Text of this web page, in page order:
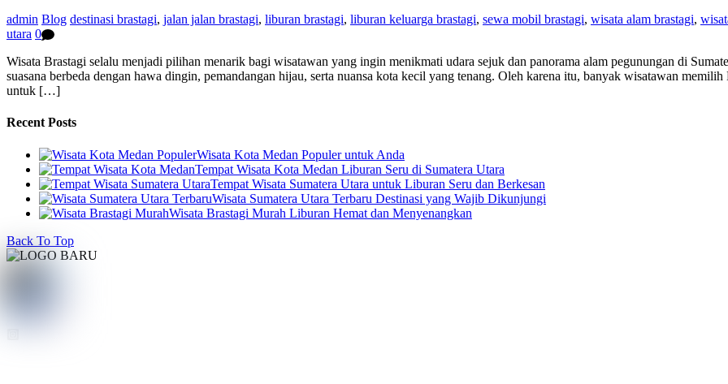
admin Blog destinasi brastagi, jalan jalan brastagi, liburan brastagi, liburan keluarga brastagi, sewa mobil brastagi, wisata alam brastagi,
utara 0
Wisata Brastagi selalu menjadi pilihan menarik bagi wisatawan yang ingin menikmati udara sejuk dan panorama alam pegunungan di
suasana berbeda dengan hawa dingin, pemandangan hijau, serta nuansa kota kecil yang tenang. Oleh karena itu, banyak wisatawan
untuk […]
Recent Posts
Wisata Kota Medan Populer untuk Anda
Tempat Wisata Kota Medan Liburan Seru di Sumatera Utara
Tempat Wisata Sumatera Utara untuk Liburan Seru dan Berkesan
Wisata Sumatera Utara Terbaru Destinasi yang Wajib Dikunjungi
Wisata Brastagi Murah Liburan Hemat dan Menyenangkan
Back To Top